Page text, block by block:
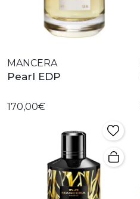
MANCERA
Pearl EDP
170,00€